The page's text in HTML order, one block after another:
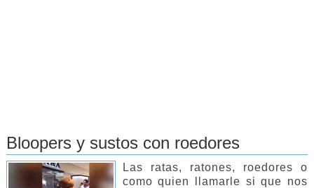
Bloopers y sustos con roedores
Las ratas, ratones, roedores o
como quien llamarle si que nos